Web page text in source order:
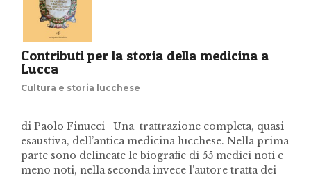
Contributi per la storia della medicina a
Lucca
Cultura e storia lucchese
di Paolo Finucci Una trattrazione completa, quasi
esaustiva, dell’antica medicina lucchese. Nella prima
parte sono delineate le biografie di 55 medici noti e
meno noti, nella seconda invece l’autore tratta dei